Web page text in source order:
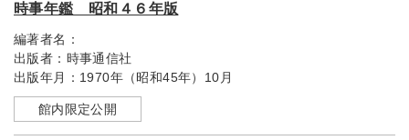
時事年鑑 昭和４６年版
編著者名：
出版者： 時事通信社
出版年月： 1970年（昭和45年）10月
館内限定公開